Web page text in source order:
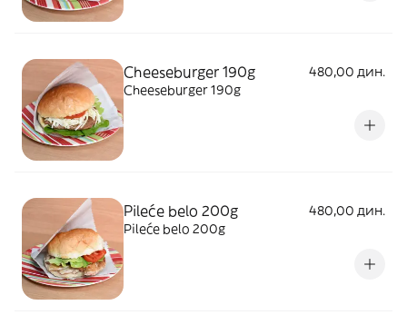
Cheeseburger 190g
480,00 дин.
Cheeseburger 190g
Pileće belo 200g
480,00 дин.
Pileće belo 200g